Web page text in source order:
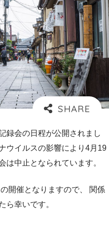
録会の日程が公開されまし
ウイルスの影響により4月19
は中止となられています。
開催となりますので、 関係
ら幸いです。